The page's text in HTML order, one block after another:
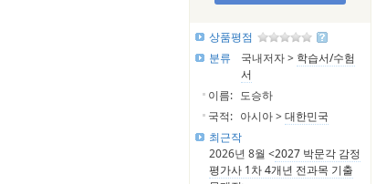
상품평점
분류
국내저자 > 학습서/수험
서
이름: 도승하
국적: 아시아 >대한민국
최근작
2026년 8월 <2027 박문각 감정
평가사 1차 4개년 전과목 기출